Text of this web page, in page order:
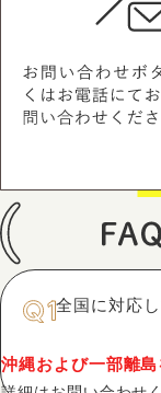
全国に対応
沖縄および一部離